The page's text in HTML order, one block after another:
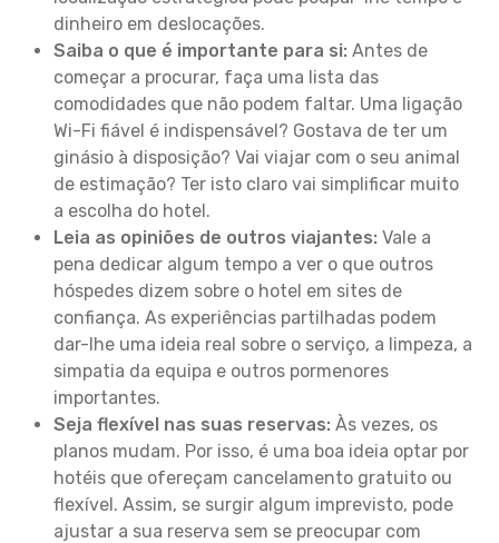
dinheiro em deslocações.
Saiba o que é importante para si: Antes de
começar a procurar, faça uma lista das
comodidades que não podem faltar. Uma ligação
Wi-Fi fiável é indispensável? Gostava de ter um
ginásio à disposição? Vai viajar com o seu animal
de estimação? Ter isto claro vai simplificar muito
a escolha do hotel.
Leia as opiniões de outros viajantes: Vale a
pena dedicar algum tempo a ver o que outros
hóspedes dizem sobre o hotel em sites de
confiança. As experiências partilhadas podem
dar-lhe uma ideia real sobre o serviço, a limpeza, a
simpatia da equipa e outros pormenores
importantes.
Seja flexível nas suas reservas: Às vezes, os
planos mudam. Por isso, é uma boa ideia optar por
hotéis que ofereçam cancelamento gratuito ou
flexível. Assim, se surgir algum imprevisto, pode
ajustar a sua reserva sem se preocupar com